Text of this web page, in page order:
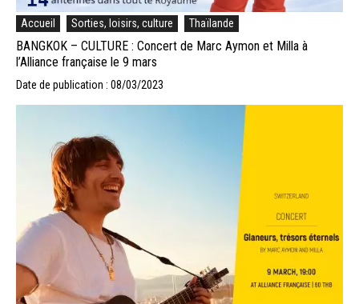
Accueil Sorties, loisirs, culture Thaïlande
BANGKOK – CULTURE : Concert de Marc Aymon et Milla à
l’Alliance française le 9 mars
Date de publication : 08/03/2023